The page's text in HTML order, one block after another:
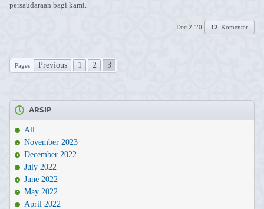
persaudaraan bagi kami.
Dec 2 '20 12 Komentar
Pages: Previous 1 2 3
ARSIP
All
November 2023
December 2022
July 2022
June 2022
May 2022
April 2022